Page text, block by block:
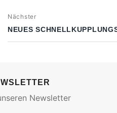
Nächster
NEUES
Newsletter